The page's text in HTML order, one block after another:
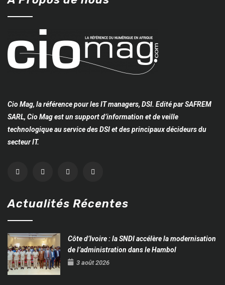
Cio Mag, la référence pour les IT managers, DSI. Edité par SAFREM
SARL, Cio Mag est un support d’information et de veille
technologique au service des DSI et des principaux décideurs du
secteur IT.
Actualités Récentes
Côte d’Ivoire : la SNDI accélère la modernisation
de l’administration dans le Hambol
3 août 2026